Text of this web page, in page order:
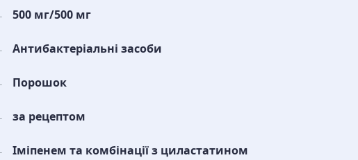
500 мг/500 мг
Антибактеріальні засоби
Порошок
за рецептом
Іміпенем та комбінації з циластатином